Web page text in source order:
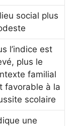
social plus
l’indice est
plus le
familial
favorable à la
scolaire
une